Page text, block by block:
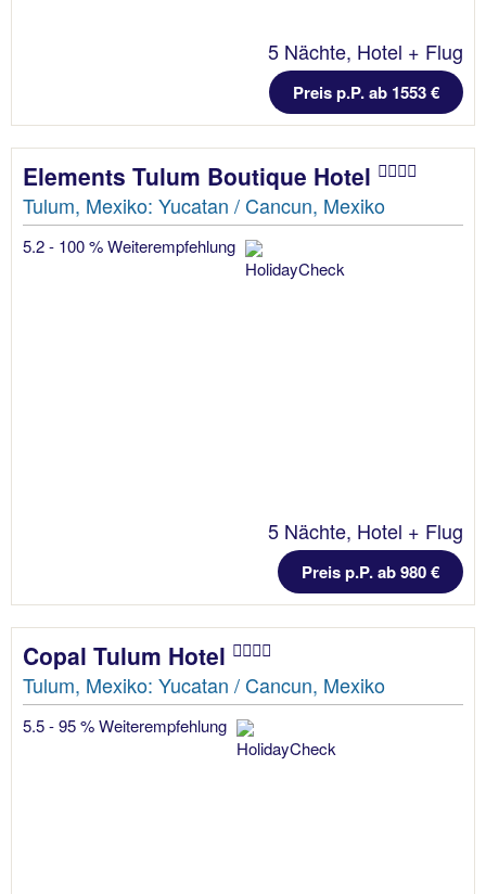
5 Nächte, Hotel + Flug
Preis p.P. ab 1553 €
Elements Tulum Boutique Hotel
Tulum, Mexiko: Yucatan / Cancun, Mexiko
5.2 - 100 % Weiterempfehlung
5 Nächte, Hotel + Flug
Preis p.P. ab 980 €
Copal Tulum Hotel
Tulum, Mexiko: Yucatan / Cancun, Mexiko
5.5 - 95 % Weiterempfehlung